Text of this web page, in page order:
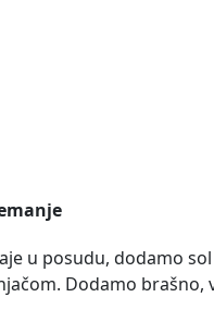
u posudu, dodamo
Dodamo brašno,